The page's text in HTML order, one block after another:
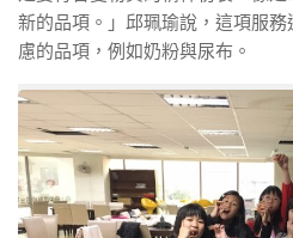
新的品項。」邱珮瑜說，這項服
慮的品項，例如奶粉與尿布。